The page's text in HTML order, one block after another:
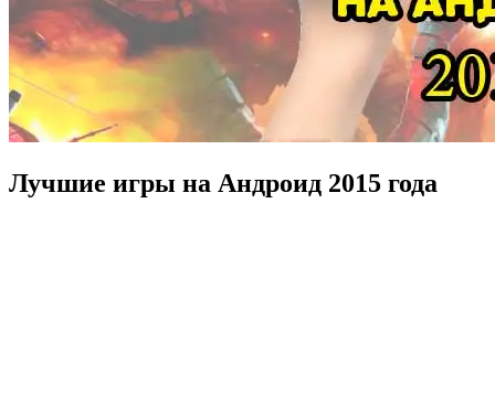
Лучшие игры на Андроид 2015 года